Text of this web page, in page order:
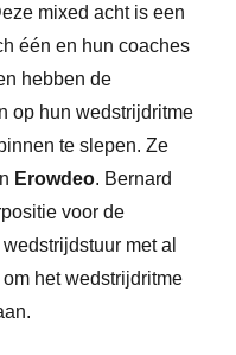
mixed acht is een
één en hun coaches
hebben de
op hun wedstrijdritme
te slepen. Ze
Erowdeo. Bernard
voor de
met al
het wedstrijdritme